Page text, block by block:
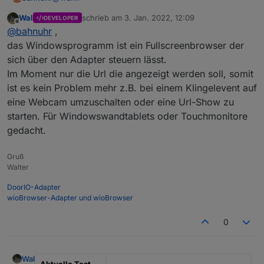
Helligkeit +/-
Programme mit Schaltern ausführen z.B
C:\ClickMonitorDDC\ClickMonitorDDC_7_2.exe b 100
Text Nachrichten
Sprach Nachrichten
Audiofile abspielen
Komplettpaket
wioBrowser32/64 v3.0.1
Password: iobroker
Programiersprache Delphi
Update:
wioBrowser ältere Versionen
Einstellungen/Barrierefreiheit/Tastatur/Bildschirmtasta
tur einschalten.
kannst du mal ein bisschen mehr schreiben.
Was macht der Adapter?
Offline
Wal DEVELOPER schrieb am 3. Jan. 2022, 12:09
zuletzt editiert von
@bahnuhr ,
das Windowsprogramm ist ein Fullscreenbrowser der
sich über den Adapter steuern lässt.
Im Moment nur die Url die angezeigt werden soll, somit
ist es kein Problem mehr z.B. bei einem Klingelevent auf
eine Webcam umzuschalten oder eine Url-Show zu
starten. Für Windowswandtablets oder Touchmonitore
gedacht.
Gruß
Walter
DoorIO-Adapter
wioBrowser-Adapter und wioBrowser
0
Wal